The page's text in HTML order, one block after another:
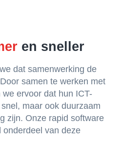
en sneller
dat samenwerking de
samen te werken met
ervoor dat hun ICT-
maar ook duurzaam
zijn. Onze rapid software
onderdeel van deze